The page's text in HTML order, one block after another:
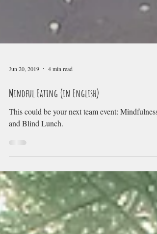
Jun 20, 2019 4 min read
Mindful Eating (in English)
and Blind Lunch.